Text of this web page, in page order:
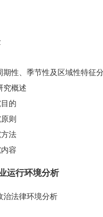
性、季节性及区域性特征
究概述
的
则
法
容
运行环境分析
治法律环境分析